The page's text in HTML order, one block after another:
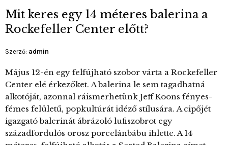
Mit keres egy 14 méteres balerina a
Rockefeller Center előtt?
Szerző: admin
Május 12-én egy felfújható szobor várta a Rockefeller
Center elé érkezőket. A balerina le sem tagadhatná
alkotóját, azonnal ráismerhetünk Jeff Koons fényes-
fémes felületű, popkultúrát idéző stílusára. A cipőjét
igazgató balerinát ábrázoló lufiszobrot egy
századfordulós orosz porcelánbábu ihlette. A 14